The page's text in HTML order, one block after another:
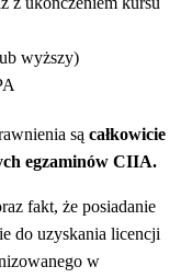
wyższy)
są całkowicie
egzaminów CIIA.
fakt, że posiadanie
do uzyskania licencji
w